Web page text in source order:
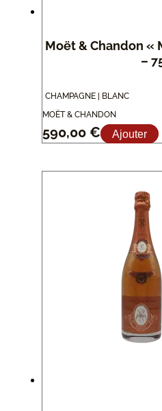
Moët & Chandon «
–
CHAMPAGNE | BLANC
MOËT & CHANDON
590,00 € Ajouter